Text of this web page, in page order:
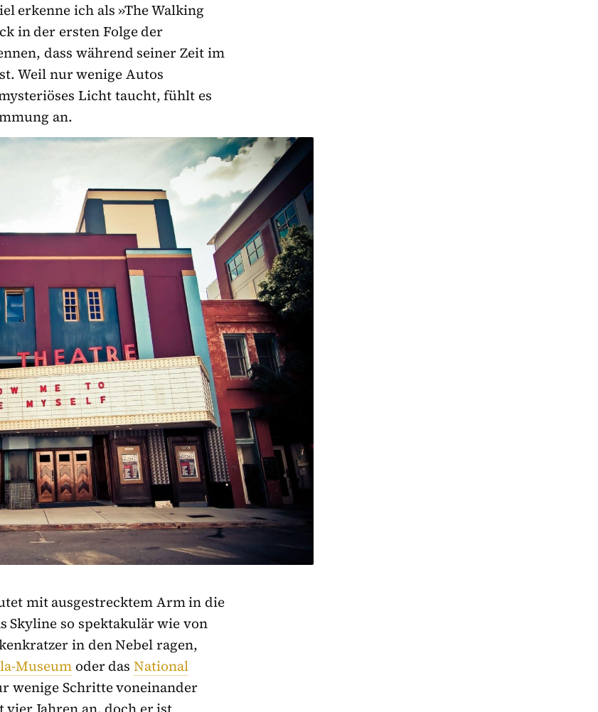
erkenne ich als »The Walking
in der ersten Folge der
dass während seiner Zeit im
Weil nur wenige Autos
Licht taucht, fühlt es
an.
mit ausgestrecktem Arm in die
Skyline so spektakulär wie von
in den Nebel ragen,
Museum oder das National
wenige Schritte voneinander